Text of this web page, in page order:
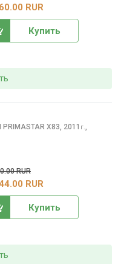
RUR
Купить
PRIMASTAR X83, 2011 г.,
RUR
RUR
Купить